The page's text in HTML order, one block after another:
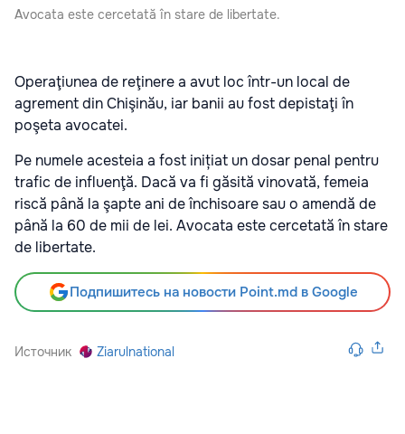
Avocata este cercetată în stare de libertate.
Operaţiunea de reţinere a avut loc într-un local de
agrement din Chişinău, iar banii au fost depistaţi în
poşeta avocatei.
Pe numele acesteia a fost inițiat un dosar penal pentru
trafic de influenţă. Dacă va fi găsită vinovată, femeia
riscă până la şapte ani de închisoare sau o amendă de
până la 60 de mii de lei. Avocata este cercetată în stare
de libertate.
Подпишитесь на новости Point.md в Google
Источник Ziarulnational